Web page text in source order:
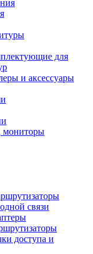
для
и аксессуары
мониторы
связи
доступа и